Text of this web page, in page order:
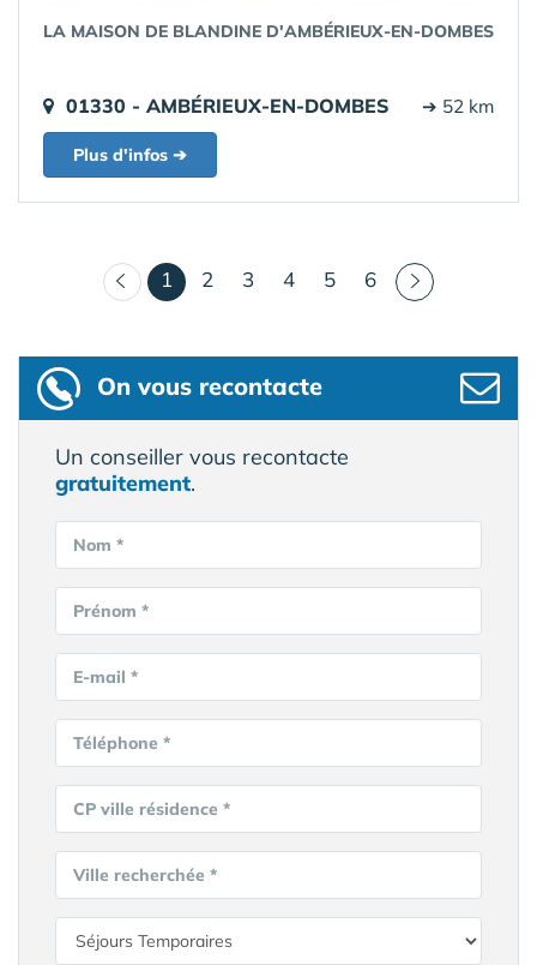
LA MAISON DE BLANDINE D'AMBÉRIEUX-EN-DOMBES
01330 - AMBÉRIEUX-EN-DOMBES ➔ 52 km
Plus d'infos ➔
1 (courant)
2 3 4 5 6
On vous recontacte
Un conseiller vous recontacte
gratuitement.
Nom *
Prénom *
E-mail *
Téléphone *
CP ville résidence *
Ville recherchée *